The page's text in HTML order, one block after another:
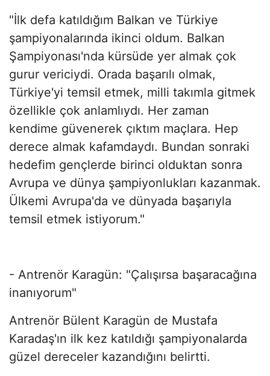
"İlk defa katıldığım Balkan ve Türkiye
şampiyonalarında ikinci oldum. Balkan
Şampiyonası'nda kürsüde yer almak çok
gurur vericiydi. Orada başarılı olmak,
Türkiye'yi temsil etmek, milli takımla gitmek
özellikle çok anlamlıydı. Her zaman
kendime güvenerek çıktım maçlara. Hep
derece almak kafamdaydı. Bundan sonraki
hedefim gençlerde birinci olduktan sonra
Avrupa ve dünya şampiyonlukları kazanmak.
Ülkemi Avrupa'da ve dünyada başarıyla
temsil etmek istiyorum."
- Antrenör Karagün: "Çalışırsa başaracağına
inanıyorum"
Antrenör Bülent Karagün de Mustafa
Karadaş'ın ilk kez katıldığı şampiyonalarda
güzel dereceler kazandığını belirtti.